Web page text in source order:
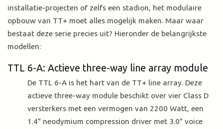
installatie-projecten of zelfs een stadion, het modulaire
opbouw van TT+ moet alles mogelijk maken. Maar waar
bestaat deze serie precies uit? Hieronder de belangrijkste
modellen:
TTL 6-A: Actieve three-way line array module
De TTL 6-A is het hart van de TT+ line array. Deze
actieve three-way module beschikt over vier Class D
versterkers met een vermogen van 2200 Watt, een
1.4" neodymium compression driver met 3.0" voice